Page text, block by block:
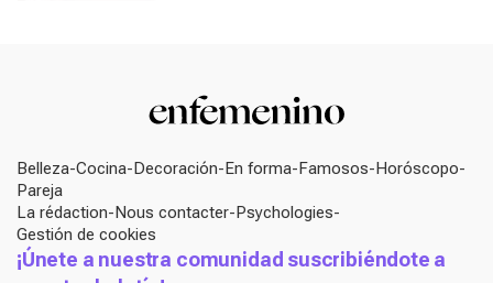
Belleza Cocina Decoración En forma Famosos Horóscopo
Pareja
La rédaction Nous contacter Psychologies
Gestión de cookies
¡Únete a nuestra comunidad suscribiéndote a